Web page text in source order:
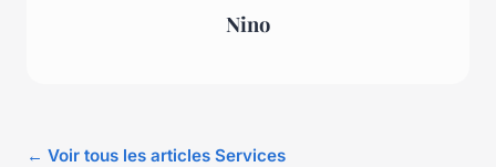
Nino
← Voir tous les articles Services